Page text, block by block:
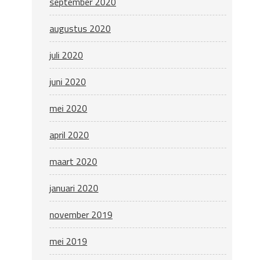
augustus 2020
juli 2020
juni 2020
mei 2020
april 2020
maart 2020
januari 2020
november 2019
mei 2019